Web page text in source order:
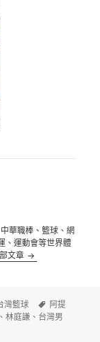
華職棒、籃球、網
、運動會等世界體
文章
灣籃球
標
籤
阿提
、林庭謙 、 台灣男